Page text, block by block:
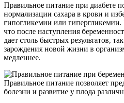
Правильное питание при диабете
нормализации сахара в крови и
гипогликемии или
что после наступления
дает столь быстрых результатов,
зарождения новой жизни в
медленнее.
Правильное питание позволяет
болезни и развитие у плода